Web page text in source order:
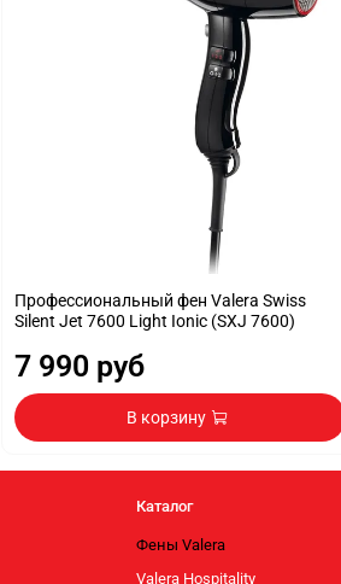
Профессиональный фен Valera Swiss
Silent Jet 7600 Light Ionic (SXJ 7600)
7 990 руб
В корзину
Каталог
Фены Valera
Valera Hospitality